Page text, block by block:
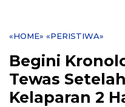
«HOME» «PERISTIWA»
Begini
Tewas
Kelaparan 2